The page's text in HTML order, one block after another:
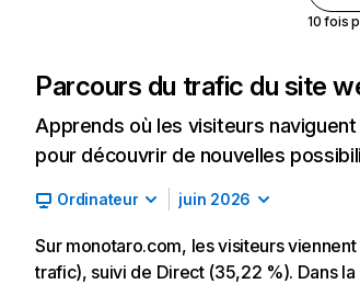
10 fois
Parcours du trafic du site
Apprends où les visiteurs
pour découvrir de nouvelles
Ordinateur juin 2026
Sur monotaro.com, les visiteurs
trafic), suivi de Direct (35,22 %). Dans